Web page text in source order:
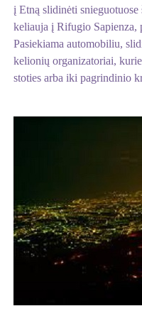
į Etną slidinėti
keliauja į Rifugio
Pasiekiama automobiliu,
kelionių organizatoriai,
stoties arba iki pagrindinio